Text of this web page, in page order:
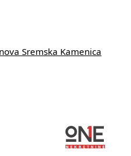
Sremska Kamenica